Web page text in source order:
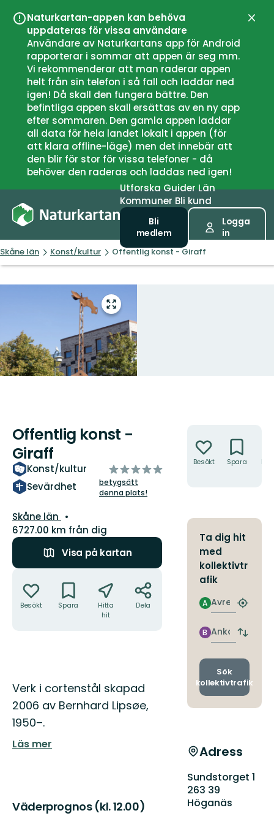
Naturkartan-appen kan behöva
uppdateras för vissa användare
Användare av Naturkartans app för Android
rapporterar i sommar att appen är seg mm.
Vi rekommenderar att man raderar appen
helt från sin telefon i så fall och laddar ned
igen! Då skall den fungera bättre. Den
befintliga appen skall ersättas av en ny app
efter sommaren. Den gamla appen laddar
all data för hela landet lokalt i appen (för
att klara offline-läge) men det innebär att
den blir för stor för vissa telefoner - då
behöver den raderas och laddas ned igen!
UtforskaGuiderLän
Kommuner Bli kund
Bli
medlem
Logga
in
Skåne län Konst/kultur Offentlig konst - Giraff
Gå
till
helskärmsläge
Offentlig konst -
Giraff
Konst/kultur
Sevärdhet
av
5
stjärnor
betygsätt
denna plats!
Län:
Skåne län
6727.00 km från dig
Visa på kartan
Besökt Spara
Hitta
hit
Dela
Beskrivning
Verk i cortenstål skapad
2006 av Bernhard Lipsøe,
1950–.
Läs mer
Väderprognos (kl. 12.00)
Besökt Spara
Ta dig hit
med
kollektivtr
afik
Avresa
A
Hitta
Ankomst
B
Byt
och
Sök
kollektivtrafik
Adress
Sundstorget 1
263 39
Höganäs